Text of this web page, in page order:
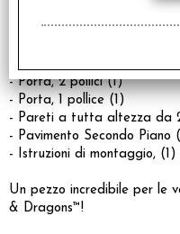
- Piastrelle per pavimento
- Porta, 2 pollici (1)
- Porta, 1 pollice (1)
- Pareti a tutta altezza da
- Pavimento Secondo Piano
- Istruzioni di montaggio, (1)
Un pezzo incredibile per le
& Dragons™!